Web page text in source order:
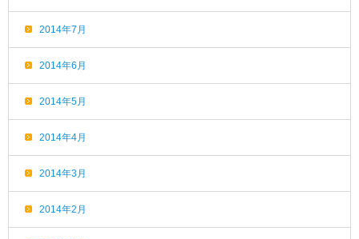
2014年7月
2014年6月
2014年5月
2014年4月
2014年3月
2014年2月